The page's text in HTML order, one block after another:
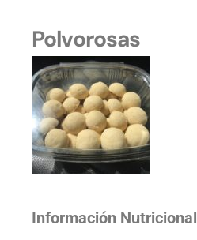
Polvorosas
Información Nutricional